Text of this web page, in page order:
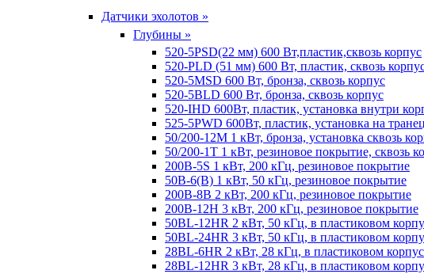
Датчики эхолотов »
Глубины »
520-5PSD(22 мм) 600 Вт,пластик,сквозь корпус
520-PLD (51 мм) 600 Вт, пластик, сквозь
520-5MSD 600 Вт, бронза, сквозь корпус
520-5BLD 600 Вт, бронза, сквозь корпус
520-IHD 600Вт, пластик, установка внутри
525-5PWD 600Вт, пластик, установка на транец
50/200-12M 1 кВт, бронза, установка сквозь
50/200-1T 1 кВт, резиновое покрытие, сквозь
200B-5S 1 кВт, 200 кГц, резиновое покрытие
50B-6(B) 1 кВт, 50 кГц, резиновое покрытие
200B-8B 2 кВт, 200 кГц, резиновое покрытие
200B-12H 3 кВт, 200 кГц, резиновое покрытие
50BL-12HR 2 кВт, 50 кГц, в пластиковом
50BL-24HR 3 кВт, 50 кГц, в пластиковом
28BL-6HR 2 кВт, 28 кГц, в пластиковом
28BL-12HR 3 кВт, 28 кГц, в пластиковом